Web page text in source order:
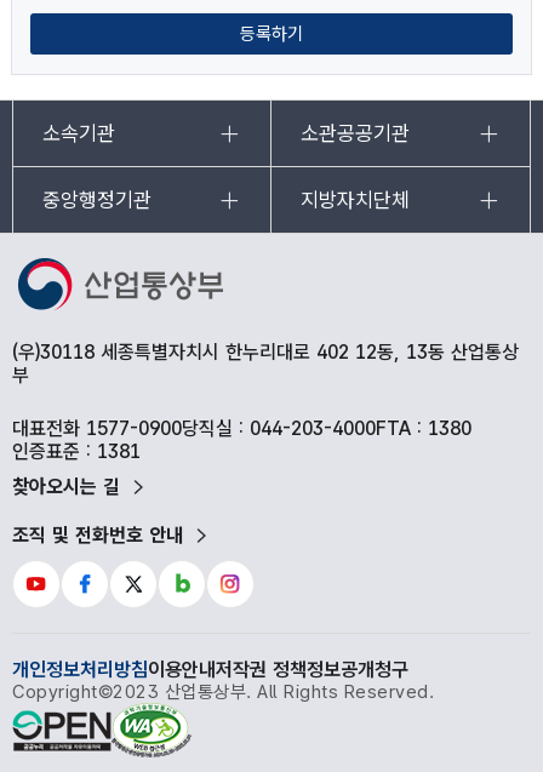
등록하기
소속기관 소관공공기관
중앙행정기관 지방자치단체
(우)30118 세종특별자치시 한누리대로 402 12동, 13동 산업통상
부
대표전화 1577-0900당직실 : 044-203-4000FTA : 1380
인증표준 : 1381
찾아오시는 길
조직 및 전화번호 안내
개인정보처리방침이용안내저작권 정책정보공개청구
Copyright©2023 산업통상부. All Rights Reserved.